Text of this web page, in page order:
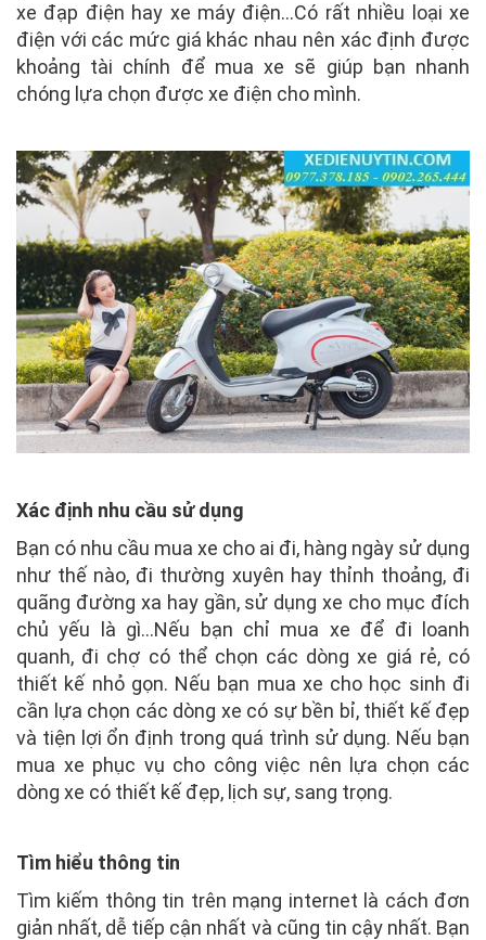
xe đạp điện hay xe máy điện…Có rất nhiều loại xe
điện với các mức giá khác nhau nên xác định được
khoảng tài chính để mua xe sẽ giúp bạn nhanh
chóng lựa chọn được xe điện cho mình.
Xác định nhu cầu sử dụng
Bạn có nhu cầu mua xe cho ai đi, hàng ngày sử dụng
như thế nào, đi thường xuyên hay thỉnh thoảng, đi
quãng đường xa hay gần, sử dụng xe cho mục đích
chủ yếu là gì…Nếu bạn chỉ mua xe để đi loanh
quanh, đi chợ có thể chọn các dòng xe giá rẻ, có
thiết kế nhỏ gọn. Nếu bạn mua xe cho học sinh đi
cần lựa chọn các dòng xe có sự bền bỉ, thiết kế đẹp
và tiện lợi ổn định trong quá trình sử dụng. Nếu bạn
mua xe phục vụ cho công việc nên lựa chọn các
dòng xe có thiết kế đẹp, lịch sự, sang trọng.
Tìm hiểu thông tin
Tìm kiếm thông tin trên mạng internet là cách đơn
giản nhất, dễ tiếp cận nhất và cũng tin cậy nhất. Bạn